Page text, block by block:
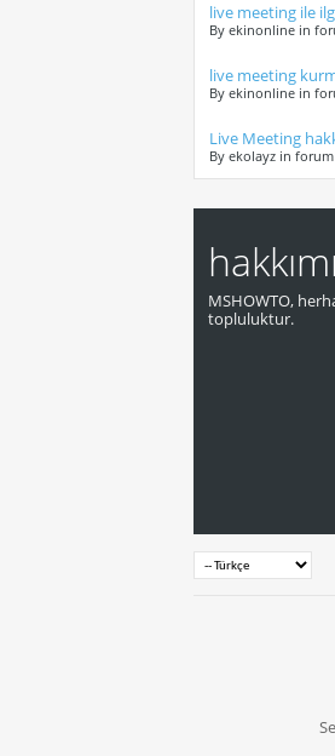
live meeting ile
By ekinonline in
live meeting
By ekinonline in
Live Meeting
By ekolayz in forum
MSHOWTO,
topluluktur.